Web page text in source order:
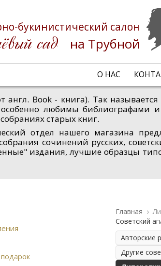
букинистический салон
на Трубной
О НАС
англ. Book - книга). Так
любимы библиографами
старых книг.
отдел нашего магазина
сочинений русских,
издания, лучшие образцы
Главная
Советский
Авторские
Другие